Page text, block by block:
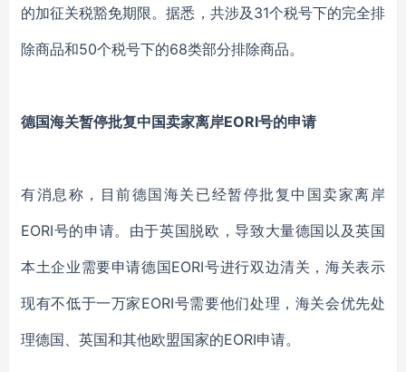
的加征关税豁免期限。据悉，共涉及31个税号下的完全排
除商品和50个税号下的68类部分排除商品。
德国海关暂停批复中国卖家离岸EORI号的申请
有消息称，目前德国海关已经暂停批复中国卖家离岸
EORI号的申请。由于英国脱欧，导致大量德国以及英国
本土企业需要申请德国EORI号进行双边清关，海关表示
现有不低于一万家EORI号需要他们处理，海关会优先处
理德国、英国和其他欧盟国家的EORI申请。